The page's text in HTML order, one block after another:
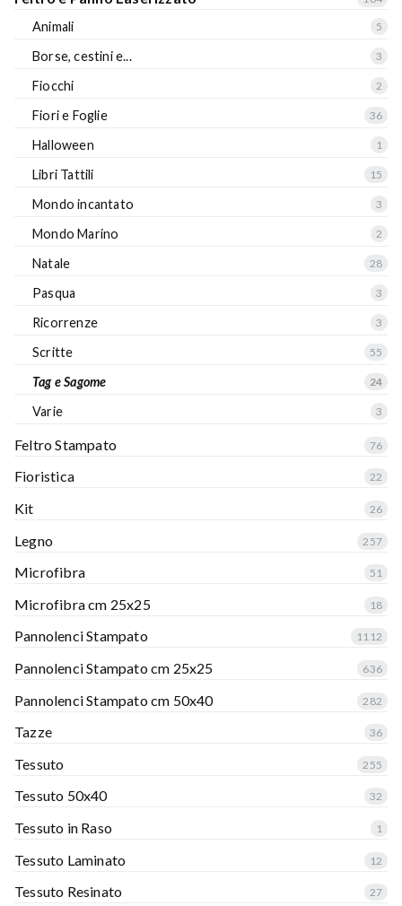
Animali 5
Borse, cestini e... 3
Fiocchi 2
Fiori e Foglie 36
Halloween 1
Libri Tattili 15
Mondo incantato 3
Mondo Marino 2
Natale 28
Pasqua 3
Ricorrenze 3
Scritte 55
Tag e Sagome 24
Varie 3
Feltro Stampato 76
Fioristica 22
Kit 26
Legno 257
Microfibra 51
Microfibra cm 25x25 18
Pannolenci Stampato 1112
Pannolenci Stampato cm 25x25 636
Pannolenci Stampato cm 50x40 282
Tazze 36
Tessuto 255
Tessuto 50x40 32
Tessuto in Raso 1
Tessuto Laminato 12
Tessuto Resinato 27